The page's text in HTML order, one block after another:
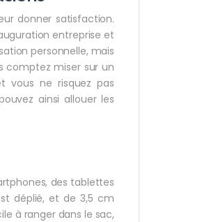
donner satisfaction.
entreprise et
personnelle, mais
comptez miser sur un
vous ne risquez pas
ainsi allouer les
des tablettes
déplié, et de 3,5 cm
à ranger dans le sac,